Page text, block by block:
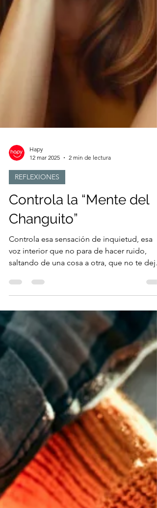
Hapy
12 mar 2025
REFLEXIONES
Controla la “Mente del
Changuito”
Controla esa sensación de inquietud, esa
saltando de una cosa a otra, que no te deja
disfrutar.